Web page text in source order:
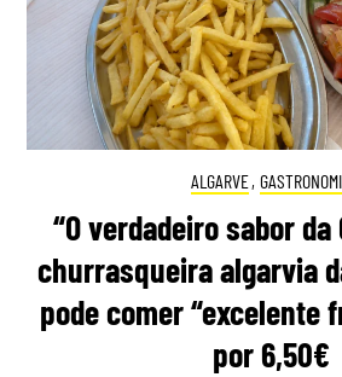
ALGARVE,
“O verdadeiro sabor
churrasqueira algarvia
pode comer “excelente
por 6,50€